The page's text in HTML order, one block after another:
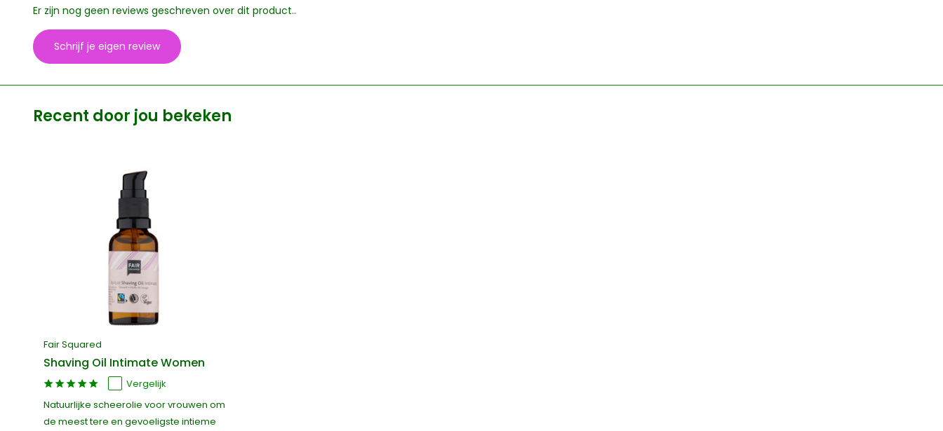
Er zijn nog geen reviews geschreven over dit product..
Schrijf je eigen review
Recent door jou bekeken
Fair Squared
Shaving Oil Intimate Women
Vergelijk
Natuurlijke scheerolie voor vrouwen om
de meest tere en gevoeligste intieme